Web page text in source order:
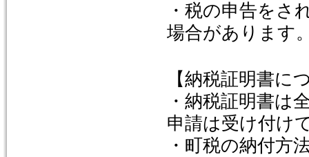
・税の申告をさ
場合があります
【納税証明書に
・納税証明書は
申請は受け付け
・町税の納付方